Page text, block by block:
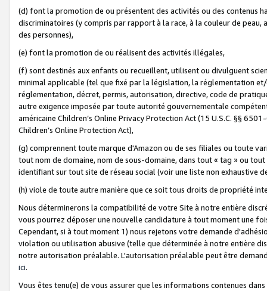
(d) font la promotion de ou présentent des activités ou des contenus
discriminatoires (y compris par rapport à la race, à la couleur de
des personnes),
(e) font la promotion de ou réalisent des activités illégales,
(f) sont destinés aux enfants ou recueillent, utilisent ou divulguent
minimal applicable (tel que fixé par la législation, la réglementation
réglementation, décret, permis, autorisation, directive, code de
autre exigence imposée par toute autorité gouvernementale
américaine Children’s Online Privacy Protection Act (15 U.S.C. §§
Children’s Online Protection Act),
(g) comprennent toute marque d'Amazon ou de ses filiales ou toute
tout nom de domaine, nom de sous-domaine, dans tout « tag » ou
identifiant sur tout site de réseau social (voir une liste non exhaustive
(h) viole de toute autre manière que ce soit tous droits de propriété
Nous déterminerons la compatibilité de votre Site à notre entière
vous pourrez déposer une nouvelle candidature à tout moment une
Cependant, si à tout moment 1) nous rejetons votre demande
violation ou utilisation abusive (telle que déterminée à notre entière
notre autorisation préalable. L'autorisation préalable peut être
ici.
Vous êtes tenu(e) de vous assurer que les informations contenues